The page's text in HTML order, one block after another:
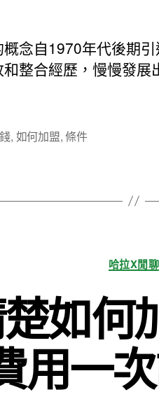
日
期
念自1970年代後期
整合經歷，慢慢發展
, 如何加盟,條件
分
類
哈拉X閒聊
如
用一